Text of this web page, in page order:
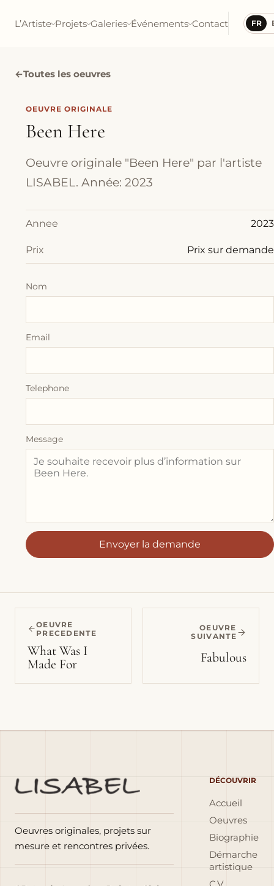
L’Artiste Projets Galeries Événements Contact FR
←Toutes les oeuvres
OEUVRE ORIGINALE
Been Here
Oeuvre originale "Been Here" par l'artiste
LISABEL. Année: 2023
Annee 2023
Prix Prix sur demande
Nom
Email
Telephone
Message
Envoyer la demande
OEUVRE
PRECEDENTE
What Was I
Made For
OEUVRE
SUIVANTE
Fabulous
Oeuvres originales, projets sur
mesure et rencontres privées.
DÉCOUVRIR
Accueil
Oeuvres
Biographie
Démarche
artistique